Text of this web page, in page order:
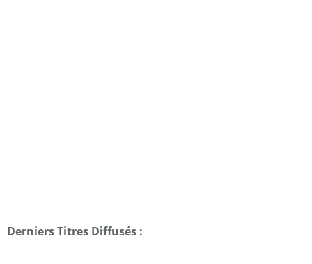
Derniers Titres Diffusés :